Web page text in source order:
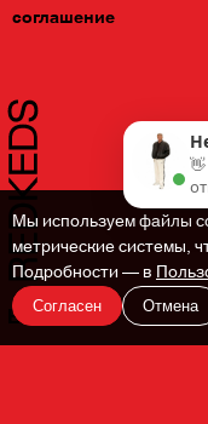
En
соглашение
Мы используем файлы
метрические системы,
Подробности — в
Согласен Отмена